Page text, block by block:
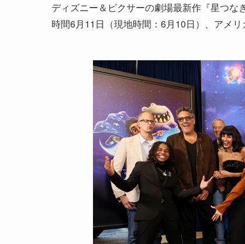
ディズニー＆ピクサーの劇場最新作『星つ
時間6月11日（現地時間：6月10日）、アメ